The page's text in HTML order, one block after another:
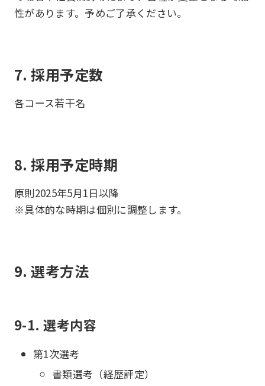
性があります。予めご了承ください。
7. 採用予定数
各コース若干名
8. 採用予定時期
原則2025年5月1日以降
※具体的な時期は個別に調整します。
9. 選考方法
9-1. 選考内容
第1次選考
書類選考（経歴評定）